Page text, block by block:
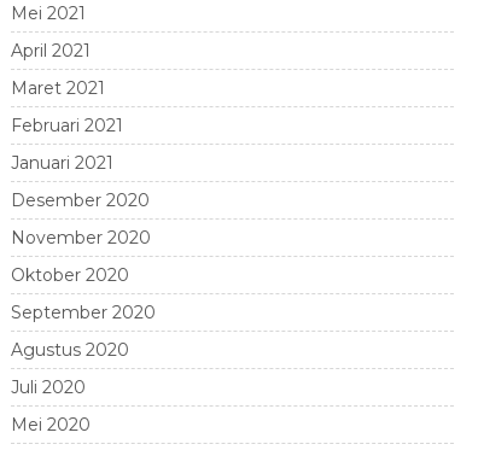
Mei 2021
April 2021
Maret 2021
Februari 2021
Januari 2021
Desember 2020
November 2020
Oktober 2020
September 2020
Agustus 2020
Juli 2020
Mei 2020